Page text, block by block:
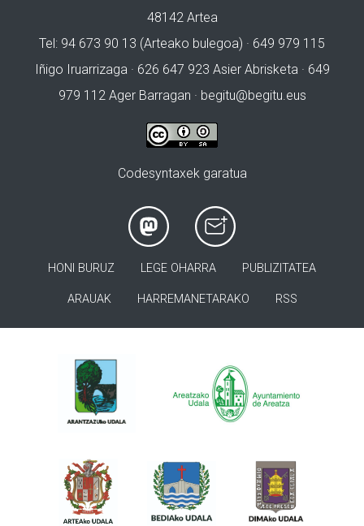
48142 Artea
Tel: 94 673 90 13 (Arteako bulegoa) · 649 979 115
Iñigo Iruarrizaga · 626 647 923 Asier Abrisketa · 649
979 112 Ager Barragan · begitu@begitu.eus
Codesyntaxek garatua
HONI BURUZ LEGE OHARRA PUBLIZITATEA
ARAUAK HARREMANETARAKO RSS